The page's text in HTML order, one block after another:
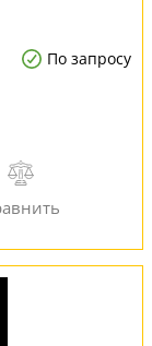
По запросу